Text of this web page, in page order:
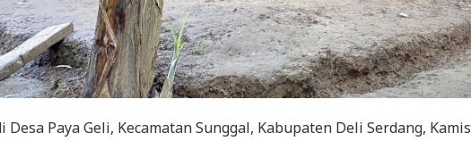
Desa Paya Geli, Kecamatan Sunggal, Kabupaten Deli Serdang, Kamis